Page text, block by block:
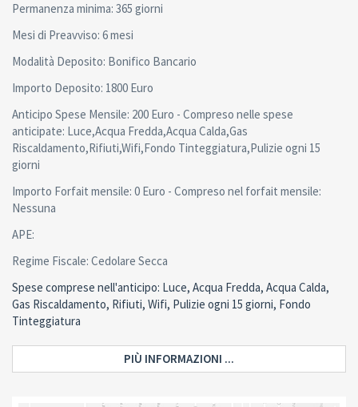
Permanenza minima: 365 giorni
Mesi di Preavviso: 6 mesi
Modalità Deposito: Bonifico Bancario
Importo Deposito: 1800 Euro
Anticipo Spese Mensile: 200 Euro - Compreso nelle spese
anticipate: Luce,Acqua Fredda,Acqua Calda,Gas
Riscaldamento,Rifiuti,Wifi,Fondo Tinteggiatura,Pulizie ogni 15
giorni
Importo Forfait mensile: 0 Euro - Compreso nel forfait mensile:
Nessuna
APE:
Regime Fiscale: Cedolare Secca
Spese comprese nell'anticipo: Luce, Acqua Fredda, Acqua Calda,
Gas Riscaldamento, Rifiuti, Wifi, Pulizie ogni 15 giorni, Fondo
Tinteggiatura
PIÙ INFORMAZIONI ...